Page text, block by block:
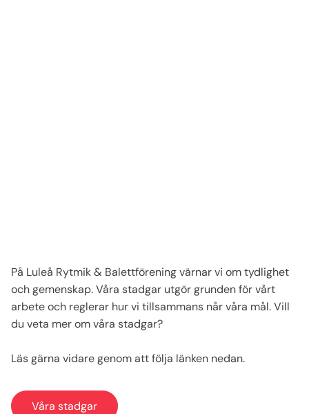
På Luleå Rytmik & Balettförening värnar vi om tydlighet
och gemenskap. Våra stadgar utgör grunden för vårt
arbete och reglerar hur vi tillsammans når våra mål. Vill
du veta mer om våra stadgar?
Läs gärna vidare genom att följa länken nedan.
Våra stadgar